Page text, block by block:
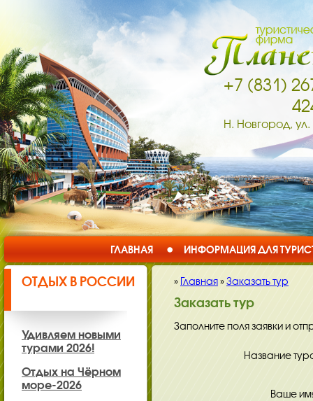
+7 (831)
Н. Новгород,
ГЛАВНАЯ ИНФОРМАЦИЯ ДЛЯ
ОТДЫХ В РОССИИ
Удивляем новыми
турами 2026!
Отдых на Чёрном
море-2026
» Главная»Заказать тур
Заказать тур
Заполните поля заявки и
Название
Ваше